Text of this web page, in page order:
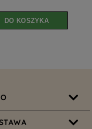
DO KOSZYKA